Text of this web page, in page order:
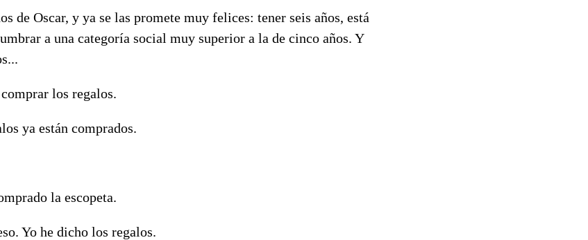
de Oscar, y ya se las promete muy felices: tener seis años, está
a una categoría social muy superior a la de cinco años. Y
los regalos.
ya están comprados.
la escopeta.
Yo he dicho los regalos.